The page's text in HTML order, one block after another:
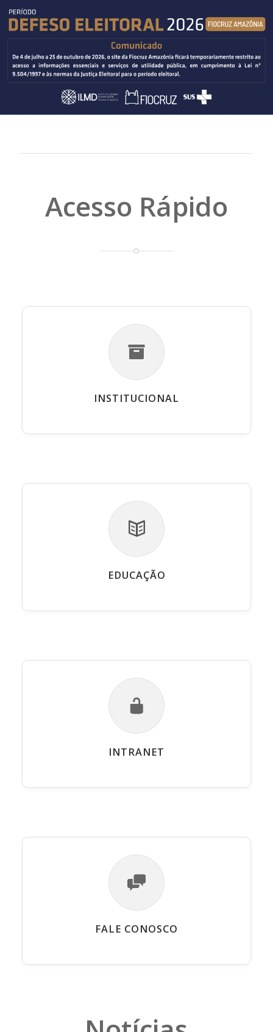
Acesso Rápido
INSTITUCIONAL
EDUCAÇÃO
INTRANET
FALE CONOSCO